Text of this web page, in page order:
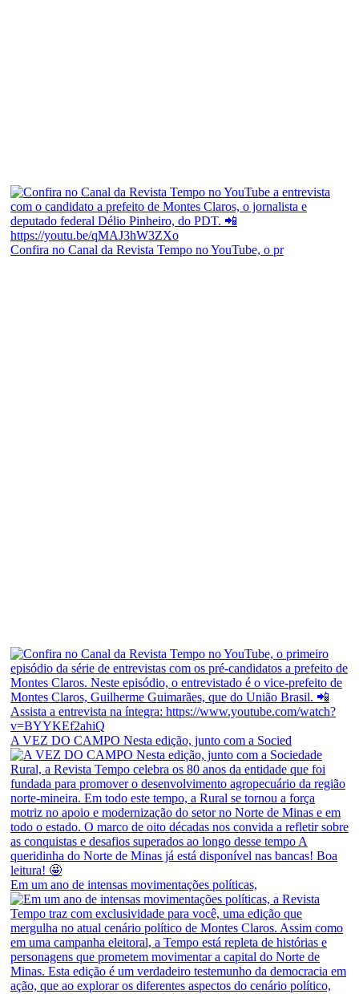
Confira no Canal da Revista Tempo no YouTube, o pr
A VEZ DO CAMPO Nesta edição, junto com a Socied
Em um ano de intensas movimentações políticas,